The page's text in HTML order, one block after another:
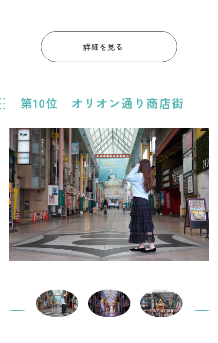
詳細を見る
第10位 オリオン通り商店街